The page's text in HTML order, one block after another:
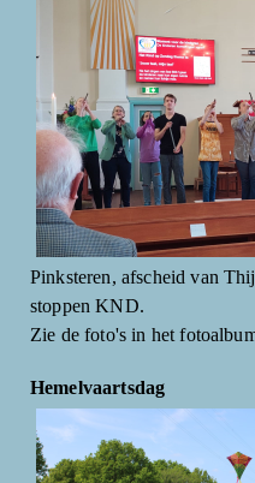
Pinksteren, afscheid van
stoppen KND.
Zie de foto's in het
Hemelvaartsdag